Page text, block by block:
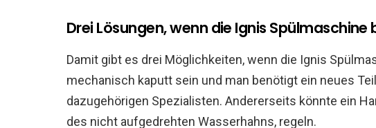
Drei Lösungen, wenn die Ignis Spülmaschine
Damit gibt es drei Möglichkeiten, wenn die Ignis
mechanisch kaputt sein und man benötigt ein neues
dazugehörigen Spezialisten. Andererseits könnte ein
des nicht aufgedrehten Wasserhahns, regeln.